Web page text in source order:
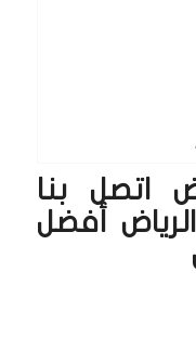
اتصل بنا
– سبا الرياض أفضل